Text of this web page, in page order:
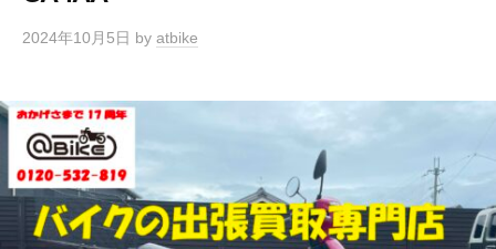
取
門
店
ア
ッ
ト
イ
ク
出
張
買
2024年10月5日 by atbike
ト
ク